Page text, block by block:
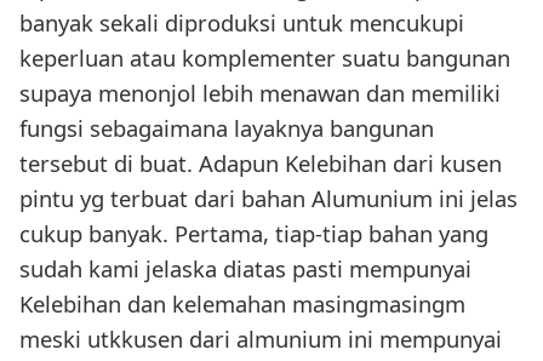
banyak sekali diproduksi untuk mencukupi
keperluan atau komplementer suatu bangunan
supaya menonjol lebih menawan dan memiliki
fungsi sebagaimana layaknya bangunan
tersebut di buat. Adapun Kelebihan dari kusen
pintu yg terbuat dari bahan Alumunium ini jelas
cukup banyak. Pertama, tiap-tiap bahan yang
sudah kami jelaska diatas pasti mempunyai
Kelebihan dan kelemahan masingmasingm
meski utkkusen dari almunium ini mempunyai